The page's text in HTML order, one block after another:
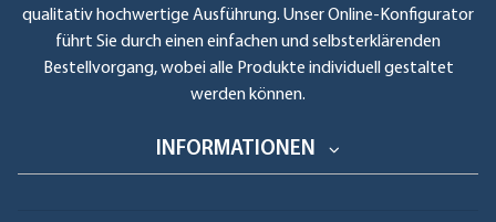
qualitativ hochwertige Ausführung. Unser Online-Konfigurator
führt Sie durch einen einfachen und selbsterklärenden
Bestellvorgang, wobei alle Produkte individuell gestaltet
werden können.
INFORMATIONEN